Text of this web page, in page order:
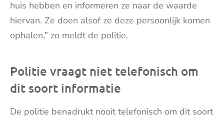
huis hebben en informeren ze naar de waarde
hiervan. Ze doen alsof ze deze persoonlijk komen
ophalen,” zo meldt de politie.
Politie vraagt niet telefonisch om
dit soort informatie
De politie benadrukt nooit telefonisch om dit soort